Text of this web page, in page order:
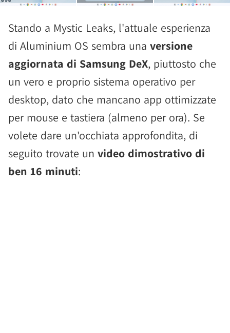
Stando a Mystic Leaks, l'attuale esperienza
di Aluminium OS sembra una versione
aggiornata di Samsung DeX, piuttosto che
un vero e proprio sistema operativo per
desktop, dato che mancano app ottimizzate
per mouse e tastiera (almeno per ora). Se
volete dare un'occhiata approfondita, di
seguito trovate un video dimostrativo di
ben 16 minuti: